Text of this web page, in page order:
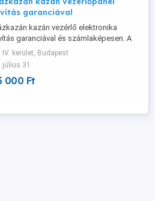
garanciával
kazán vezérlő elektronika
garanciával és számlaképesen. A
panelt postai úton is elküldhetik
órán belül megkapom. Javítási idő
határidővel. A gázkazán kazán
elektronikát minden esetben
...
IV. kerület, Budapest
július 31
000 Ft